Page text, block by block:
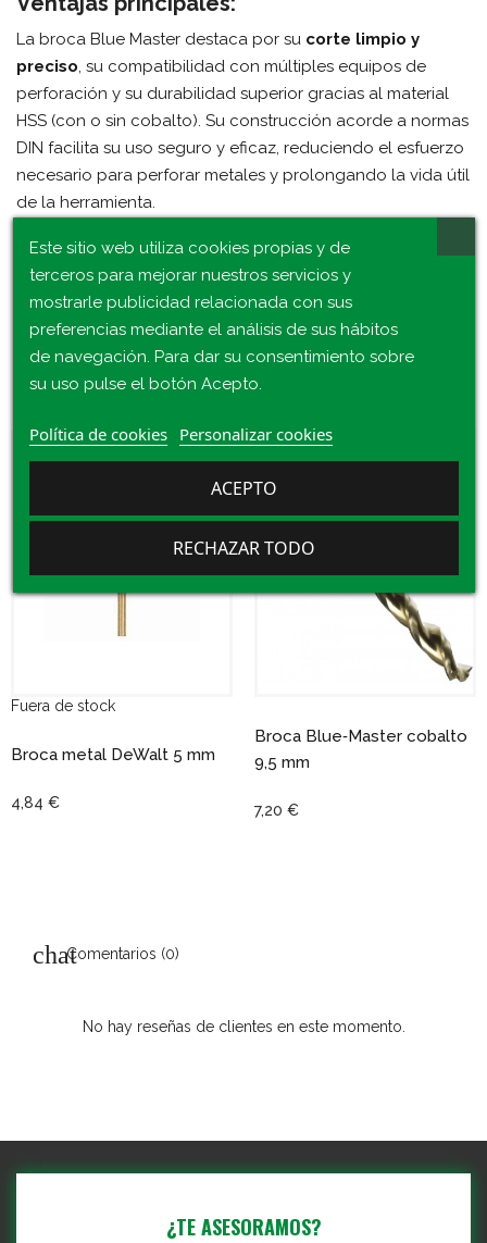
La broca Blue Master destaca por su corte limpio y
preciso, su compatibilidad con múltiples equipos de
perforación y su durabilidad superior gracias al material
HSS (con o sin cobalto). Su construcción acorde a normas
DIN facilita su uso seguro y eficaz, reduciendo el esfuerzo
necesario para perforar metales y prolongando la vida útil
de la herramienta.
Consulta 16 Productos De La Misma
Categoría:
Fuera de stock
Broca metal DeWalt 5 mm
4,84 €
Broca Blue‑Master cobalto
9,5 mm
7,20 €
Comentarios (0)
No hay reseñas de clientes en este momento.
Este sitio web utiliza cookies propias y de
terceros para mejorar nuestros servicios y
mostrarle publicidad relacionada con sus
preferencias mediante el análisis de sus hábitos
de navegación. Para dar su consentimiento sobre
su uso pulse el botón Acepto.
Política de cookies Personalizar cookies
RECHAZAR TODO
ACEPTO
¿TE ASESORAMOS?